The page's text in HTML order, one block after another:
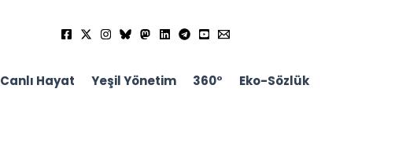
Canlı Hayat Yeşil Yönetim 360° Eko-Sözlük